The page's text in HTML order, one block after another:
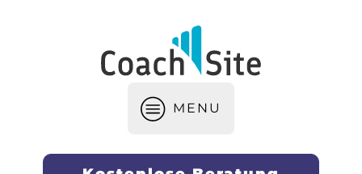
MENU